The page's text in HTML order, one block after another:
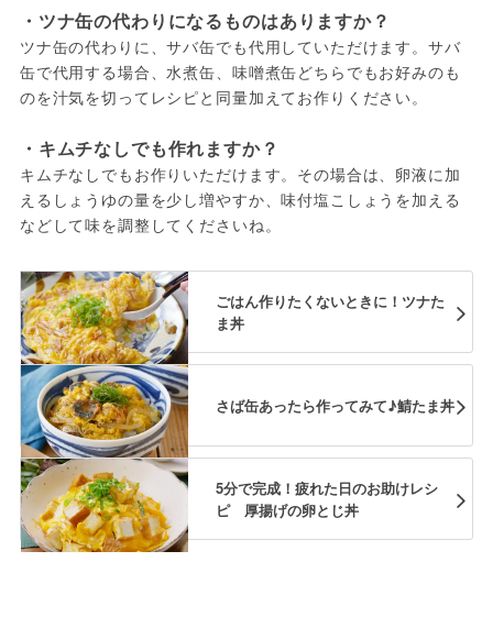
・ツナ缶の代わりになるものはありますか？
ツナ缶の代わりに、サバ缶でも代用していただけます。サバ
缶で代用する場合、水煮缶、味噌煮缶どちらでもお好みのも
のを汁気を切ってレシピと同量加えてお作りください。
・キムチなしでも作れますか？
キムチなしでもお作りいただけます。その場合は、卵液に加
えるしょうゆの量を少し増やすか、味付塩こしょうを加える
などして味を調整してくださいね。
ごはん作りたくないときに！ツナた
ま丼
さば缶あったら作ってみて♪鯖たま丼
5分で完成！疲れた日のお助けレシ
ピ 厚揚げの卵とじ丼